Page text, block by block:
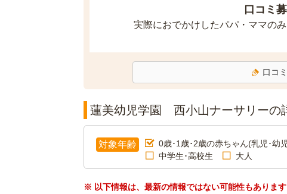
口コミ
実際におでかけしたパパ・ママの
口コ
蓮美幼児学園 西小山ナーサリーの
対象年齢 0歳･1歳･2歳の赤ちゃん(乳児･幼
中学生･高校生
大人
※ 以下情報は、最新の情報ではない可能性もありま